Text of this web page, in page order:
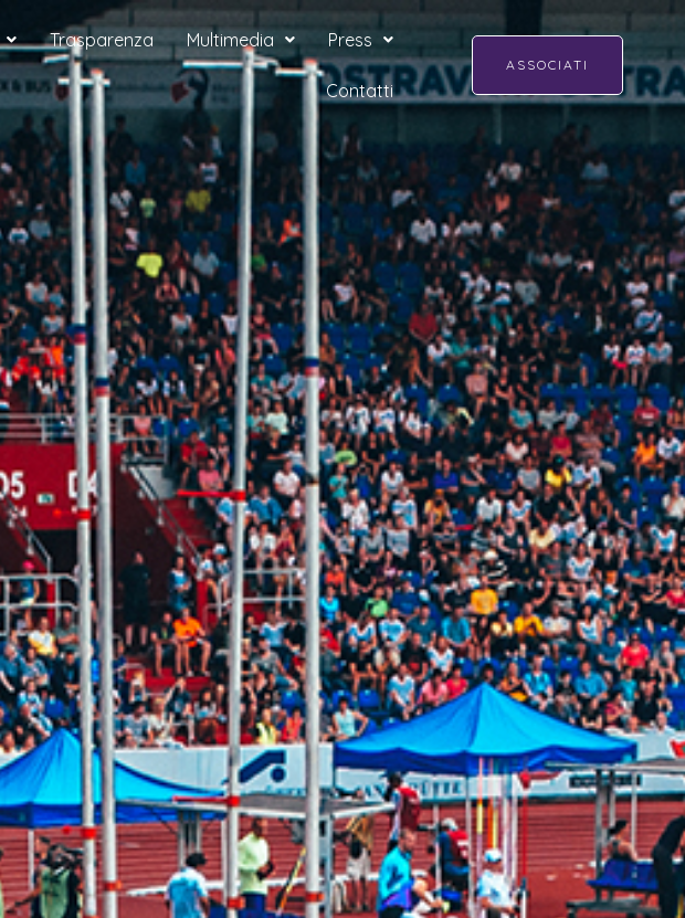
Trasparenza Multimedia Press
Contatti
ASSOCIATI